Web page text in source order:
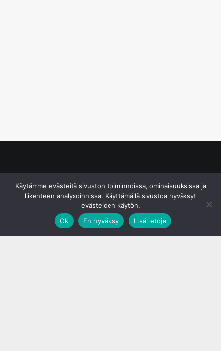
Käytämme evästeitä sivuston toiminnoissa, ominaisuuksissa ja
liikenteen analysoinnissa. Käyttämällä sivustoa hyväksyt
evästeiden käytön.
Ok
En hyväksy Lisätietoja